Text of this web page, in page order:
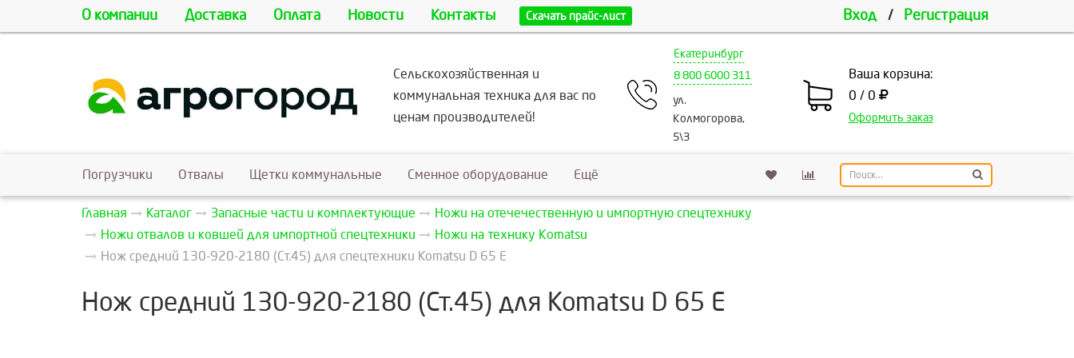
О компании Доставка Оплата Новости Контакты Скачать прайс-лист Вход / Регистрация
Сельскохозяйственная и
коммунальная техника для вас по
ценам производителей!
Екатеринбург
8 800 6000 311
ул.
Колмогорова,
5\3
Ваша корзина:
0 / 0
Оформить заказ
Погрузчики Отвалы Щетки коммунальные Сменное оборудование Ещё
Главная Каталог Запасные части и комплектующие
Ножи на отечечественную и импортную спецтехнику
Ножи отвалов и ковшей для импортной спецтехники
Ножи на технику Кomatsu
Нож средний 130-920-2180 (Ст.45) для спецтехники Komatsu D 65 Е
Нож средний 130-920-2180 (Ст.45) для Komatsu D 65 Е